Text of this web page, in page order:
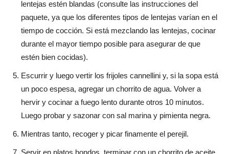
lentejas estén blandas (consulte las instrucciones del
paquete, ya que los diferentes tipos de lentejas varían en el
tiempo de cocción. Si está mezclando las lentejas, cocinar
durante el mayor tiempo posible para asegurar de que
estén bien cocidas).
Escurrir y luego vertir los frijoles cannellini y, si la sopa está
un poco espesa, agregar un chorrito de agua. Volver a
hervir y cocinar a fuego lento durante otros 10 minutos.
Luego probar y sazonar con sal marina y pimienta negra.
Mientras tanto, recoger y picar finamente el perejil.
Servir en platos hondos, terminar con un chorrito de aceite